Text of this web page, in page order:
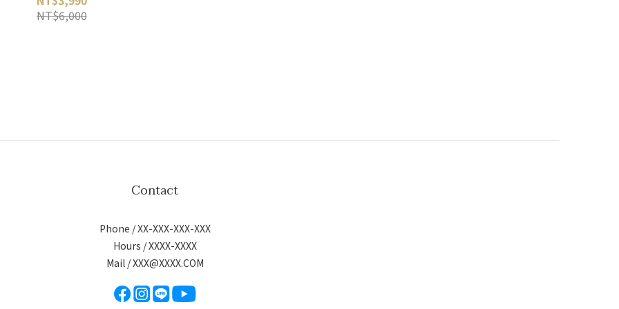
NT$6,000
Contact
Phone / XX-XXX-XXX-XXX
Hours / XXXX-XXXX
Mail /XXX@XXXX.COM